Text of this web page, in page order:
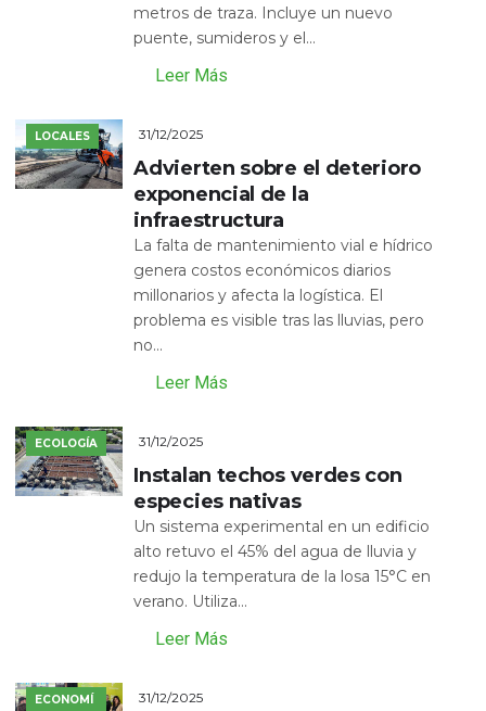
metros de traza. Incluye un nuevo
puente, sumideros y el...
Leer Más
LOCALES 31/12/2025
Advierten sobre el deterioro
exponencial de la
infraestructura
La falta de mantenimiento vial e hídrico
genera costos económicos diarios
millonarios y afecta la logística. El
problema es visible tras las lluvias, pero
no...
Leer Más
ECOLOGÍA 31/12/2025
Instalan techos verdes con
especies nativas
Un sistema experimental en un edificio
alto retuvo el 45% del agua de lluvia y
redujo la temperatura de la losa 15°C en
verano. Utiliza...
Leer Más
ECONOMÍ
31/12/2025